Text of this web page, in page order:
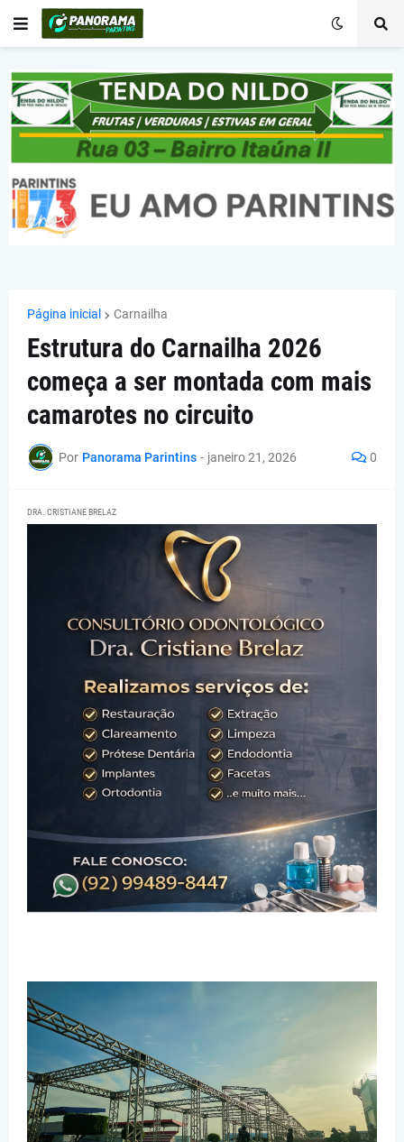
Página inicial Carnailha
Estrutura do Carnailha 2026
começa a ser montada com mais
camarotes no circuito
Por Panorama Parintins - janeiro 21, 2026 0
DRA. CRISTIANE BRELAZ